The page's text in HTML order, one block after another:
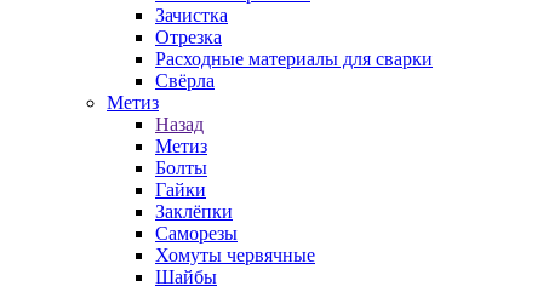
Зачистка
Отрезка
Расходные материалы для сварки
Свёрла
Метиз
Назад
Метиз
Болты
Гайки
Заклёпки
Саморезы
Хомуты червячные
Шайбы